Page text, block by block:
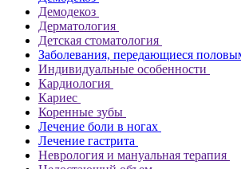
Демодекоз
Дерматология
Детская стоматология
Заболевания, передающиеся
Индивидуальные особенности
Кардиология
Кариес
Коренные зубы
Лечение боли в ногах
Лечение гастрита
Неврология и мануальная терапия